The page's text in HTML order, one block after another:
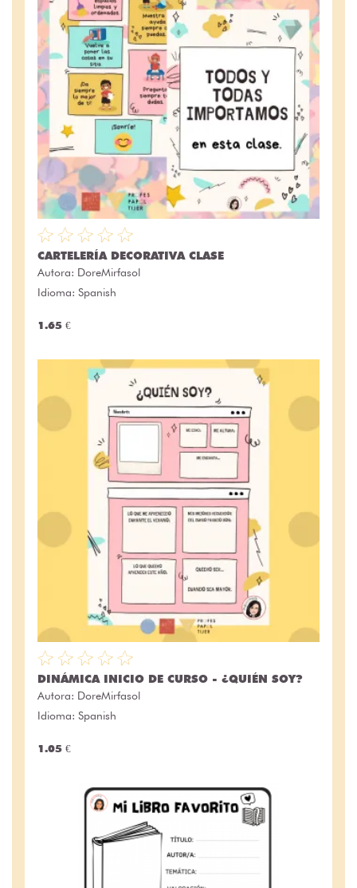
CARTELERÍA DECORATIVA CLASE
Autora: DoreMirfasol
Idioma: Spanish
1.65 €
DINÁMICA INICIO DE CURSO - ¿QUIÉN SOY?
Autora: DoreMirfasol
Idioma: Spanish
1.05 €